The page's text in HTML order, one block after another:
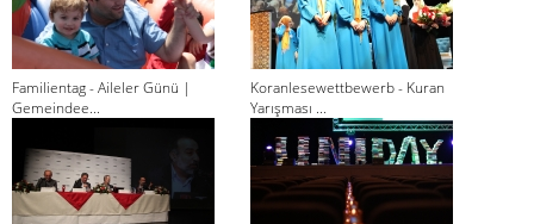
Familientag - Aileler Günü |
Gemeindee...
Koranlesewettbewerb - Kuran
Yarışması ...